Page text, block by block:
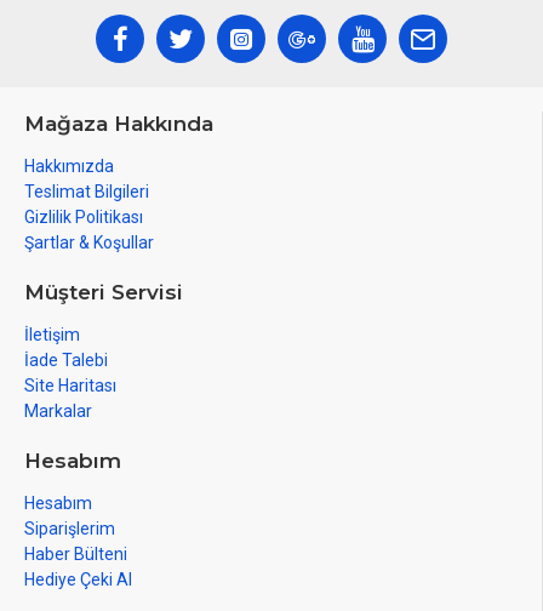
Mağaza Hakkında
Hakkımızda
Teslimat Bilgileri
Gizlilik Politikası
Şartlar & Koşullar
Müşteri Servisi
İletişim
İade Talebi
Site Haritası
Markalar
Hesabım
Hesabım
Siparişlerim
Haber Bülteni
Hediye Çeki Al